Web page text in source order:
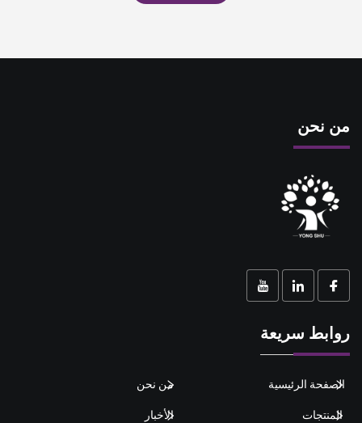
من نحن
روابط سريعة
الصفحة الرئيسية من نحن
المنتجات الأخبار